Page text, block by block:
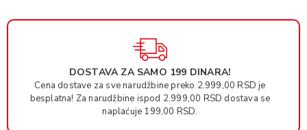
DOSTAVA ZA SAMO 199 DINARA!
Cena dostave za sve narudžbine preko 2.999,00 RSD je
besplatna! Za narudžbine ispod 2.999,00 RSD dostava se
naplaćuje 199,00 RSD.